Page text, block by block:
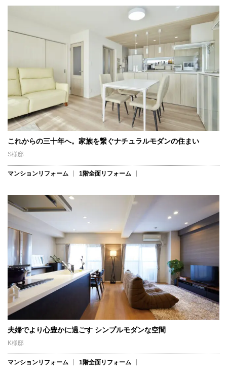
これからの三十年へ。家族を繋ぐナチュラルモダンの住まい
S様邸
マンションリフォーム 1階全面リフォーム
夫婦でより心豊かに過ごす シンプルモダンな空間
K様邸
マンションリフォーム 1階全面リフォーム